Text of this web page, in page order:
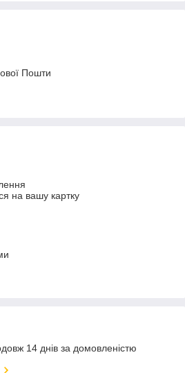
Пошти
на вашу картку
14 днів за домовленістю